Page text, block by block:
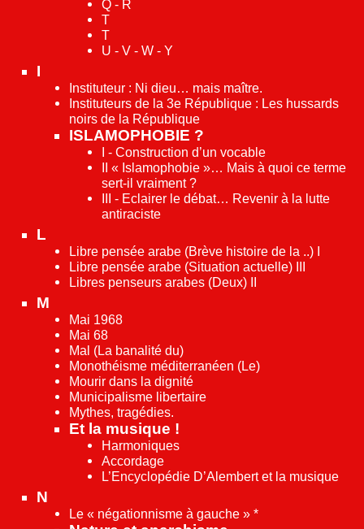
Q - R
T
T
U - V - W - Y
I
Instituteur : Ni dieu… mais maître.
Instituteurs de la 3e République : Les hussards
noirs de la République
ISLAMOPHOBIE ?
I - Construction d’un vocable
II « Islamophobie »… Mais à quoi ce terme
sert-il vraiment ?
III - Eclairer le débat… Revenir à la lutte
antiraciste
L
Libre pensée arabe (Brève histoire de la ..) I
Libre pensée arabe (Situation actuelle) III
Libres penseurs arabes (Deux) II
M
Mai 1968
Mai 68
Mal (La banalité du)
Monothéisme méditerranéen (Le)
Mourir dans la dignité
Municipalisme libertaire
Mythes, tragédies.
Et la musique !
Harmoniques
Accordage
L’Encyclopédie D’Alembert et la musique
N
Le « négationnisme à gauche » *